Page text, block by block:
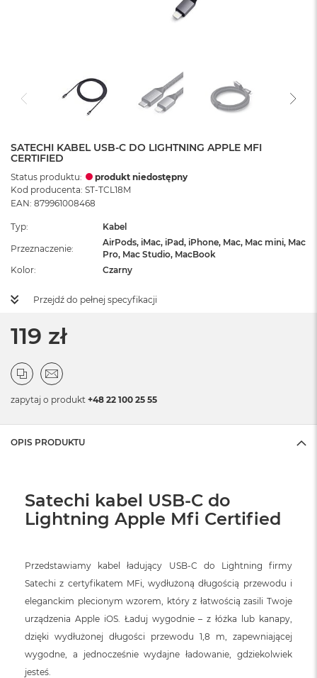
SATECHI KABEL USB-C DO LIGHTNING APPLE MFI
CERTIFIED
Status produktu:
produkt niedostępny
Kod producenta: ST-TCL18M
EAN: 879961008468
Typ Kabel
Przeznaczenie
AirPods, iMac, iPad, iPhone, Mac, Mac mini, Mac
Pro, Mac Studio, MacBook
Kolor
Czarny
Przejdź do pełnej specyfikacji
119 zł
zapytaj o produkt +48 22 100 25 55
OPIS PRODUKTU
Satechi kabel USB-C do
Lightning Apple Mfi Certified
Przedstawiamy kabel ładujący USB-C do Lightning firmy
Satechi z certyfikatem MFi, wydłużoną długością przewodu i
eleganckim plecionym wzorem, który z łatwością zasili Twoje
urządzenia Apple iOS. Ładuj wygodnie – z łóżka lub kanapy,
dzięki wydłużonej długości przewodu 1,8 m, zapewniającej
wygodne, a jednocześnie wydajne ładowanie, gdziekolwiek
jesteś.